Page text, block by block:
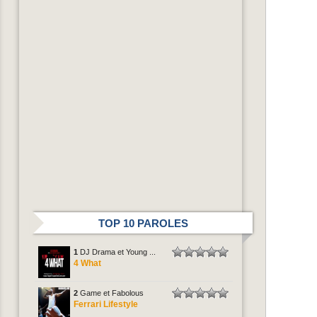
TOP 10 PAROLES
1 DJ Drama et Young ...
4 What
2 Game et Fabolous
Ferrari Lifestyle